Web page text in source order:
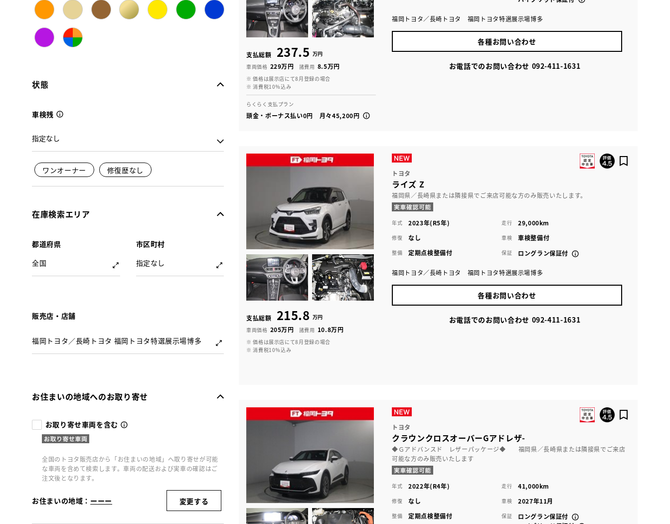
状態
車検残
ワンオーナー 修復歴なし
在庫検索エリア
都道府県
全国
市区町村
指定なし
販売店・店舗
福岡トヨタ／長崎トヨタ 福岡トヨタ特選展示場博多
お住まいの地域へのお取り寄せ
お取り寄せ車両を含む
全国のトヨタ販売店から「お住まいの地域」へ取り寄せが可能
な車両を含めて検索します。車両の配送および実車の確認はご
注文後となります。
お住まいの地域： ーーー 変更する
支払総額 237.5 万円
車両価格 229万円 諸費用 8.5万円
※ 価格は展示店にて8月登録の場合
※ 消費税10％込み
らくらく支払プラン
頭金・ボーナス払い0円 月々45,200円
福岡トヨタ／長崎トヨタ 福岡トヨタ特選展示場博多
各種お問い合わせ
お電話でのお問い合わせ 092-411-1631
支払総額 215.8 万円
車両価格 205万円 諸費用 10.8万円
※ 価格は展示店にて8月登録の場合
※ 消費税10％込み
トヨタ
ライズ Z
福岡県／長崎県または隣接県でご来店可能な方のみ販売いたします。
年式 2023年(R5年) 走行 29,000km
修復 なし 車検 車検整備付
整備 定期点検整備付 保証 ロングラン保証付
福岡トヨタ／長崎トヨタ 福岡トヨタ特選展示場博多
各種お問い合わせ
お電話でのお問い合わせ 092-411-1631
トヨタ
クラウンクロスオーバーGアドレザ-
◆Ｇアドバンスド レザーパッケージ◆ 福岡県／長崎県または隣接県でご来店
可能な方のみ販売いたします
年式 2022年(R4年) 走行 41,000km
修復 なし 車検 2027年11月
整備 定期点検整備付 保証
ロングラン保証付